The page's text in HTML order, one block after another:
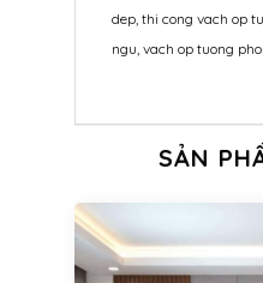
dep, thi cong vach op
ngu, vach op tuong
SẢN